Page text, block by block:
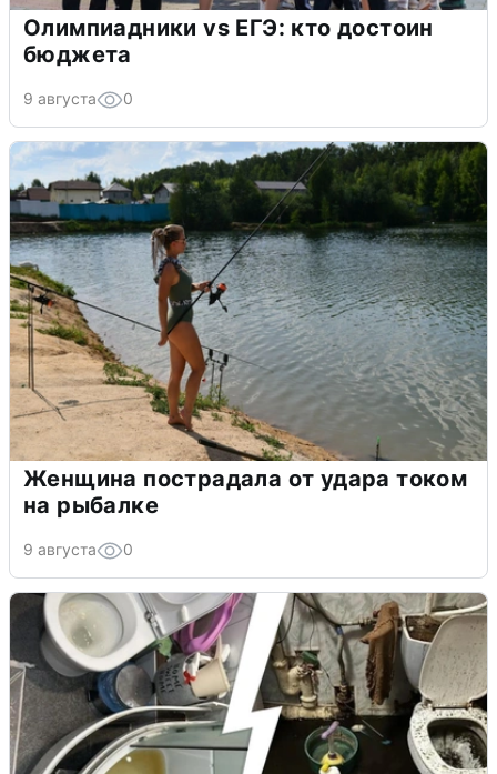
Олимпиадники vs ЕГЭ: кто достоин
бюджета
9 августа 0
Женщина пострадала от удара током
на рыбалке
9 августа 0